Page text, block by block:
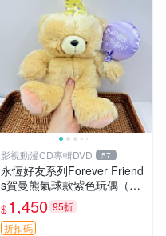
影視動漫CD專輯DVD 57
永恆好友系列Forever Friend
s賀曼熊氣球款紫色玩偶（鼻
子稍有磨損） 中古玩具 氣球
熊 玩偶
$1,450 95折
折扣碼